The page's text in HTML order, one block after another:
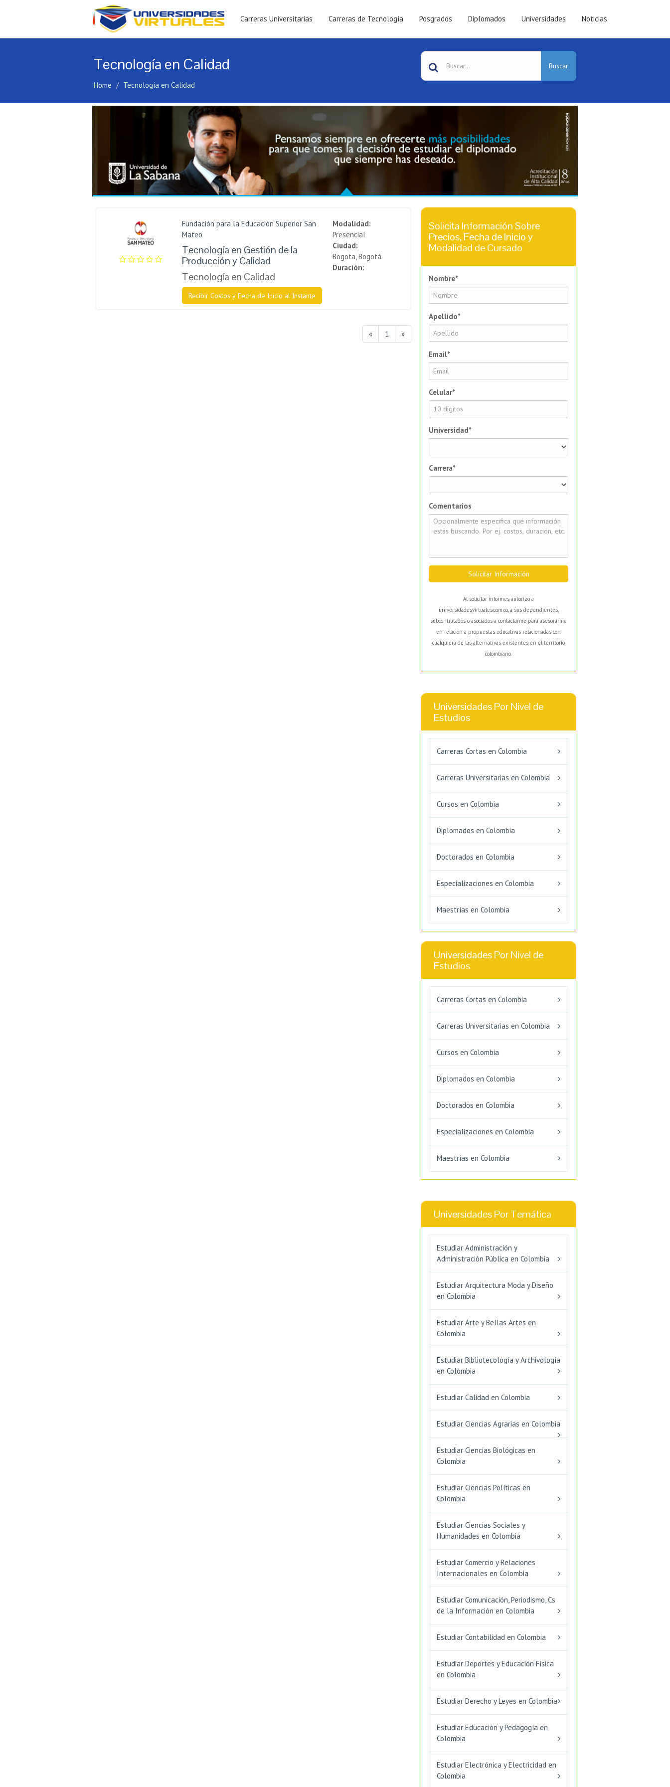
Carreras Universitarias Carreras de Tecnología Posgrados Diplomados Universidades Noticias
Tecnología en Calidad
Home Tecnología en Calidad
Buscar
Fundación para la Educación Superior San
Mateo
Tecnología en Gestión de la
Producción y Calidad
Tecnología en Calidad
Recibir Costos y Fecha de Inicio al Instante
Modalidad:
Presencial
Ciudad:
Bogota, Bogotá
Duración:
« 1 »
Solicita Información Sobre
Precios, Fecha de Inicio y
Modalidad de Cursado
Nombre*
Apellido*
Email*
Celular*
Universidad*
Carrera*
Comentarios
Solicitar Información
Al solicitar informes autorizo a
universidadesvirtuales.com.co, a sus dependientes,
subcontratados o asociados a contactarme para asesorarme
en relación a propuestas educativas relacionadas con
cualquiera de las alternativas existentes en el territorio
colombiano.
Universidades Por Nivel de
Estudios
Carreras Cortas en Colombia
Carreras Universitarias en Colombia
Cursos en Colombia
Diplomados en Colombia
Doctorados en Colombia
Especializaciones en Colombia
Maestrías en Colombia
Universidades Por Nivel de
Estudios
Carreras Cortas en Colombia
Carreras Universitarias en Colombia
Cursos en Colombia
Diplomados en Colombia
Doctorados en Colombia
Especializaciones en Colombia
Maestrías en Colombia
Universidades Por Temática
Estudiar Administración y
Administración Pública en Colombia
Estudiar Arquitectura Moda y Diseño
en Colombia
Estudiar Arte y Bellas Artes en
Colombia
Estudiar Bibliotecología y Archivología
en Colombia
Estudiar Calidad en Colombia
Estudiar Ciencias Agrarias en Colombia
Estudiar Ciencias Biológicas en
Colombia
Estudiar Ciencias Políticas en
Colombia
Estudiar Ciencias Sociales y
Humanidades en Colombia
Estudiar Comercio y Relaciones
Internacionales en Colombia
Estudiar Comunicación, Periodismo, Cs
de la Información en Colombia
Estudiar Contabilidad en Colombia
Estudiar Deportes y Educación Física
en Colombia
Estudiar Derecho y Leyes en Colombia
Estudiar Educación y Pedagogía en
Colombia
Estudiar Electrónica y Electricidad en
Colombia